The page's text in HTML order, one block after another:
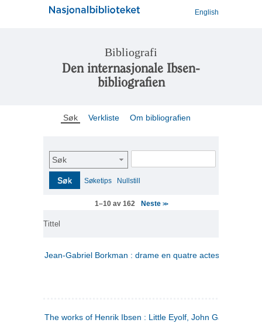
English
Bibliografi
Den internasjonale Ibsen-
bibliografien
Søk Verkliste Om bibliografien
Søk
Søk Søketips Nullstill
1–10 av 162 Neste >>
Tittel
Jean-Gabriel Borkman : drame en quatre actes
The works of Henrik Ibsen : Little Eyolf, John Gabriel